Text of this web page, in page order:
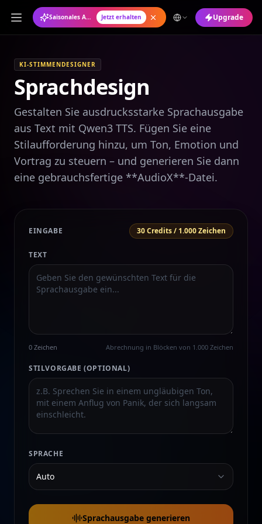
Saisonales Angebot: Jahresabo mit 50 % Rabatt Jetzt erhalten Upgrade
KI-STIMMENDESIGNER
Sprachdesign
Gestalten Sie ausdrucksstarke Sprachausgabe
aus Text mit Qwen3 TTS. Fügen Sie eine
Stilaufforderung hinzu, um Ton, Emotion und
Vortrag zu steuern – und generieren Sie dann
eine gebrauchsfertige **AudioX**-Datei.
EINGABE 30 Credits / 1.000 Zeichen
TEXT
0 Zeichen Abrechnung in Blöcken von 1.000 Zeichen
STILVORGABE (OPTIONAL)
SPRACHE
Auto
Sprachausgabe generieren